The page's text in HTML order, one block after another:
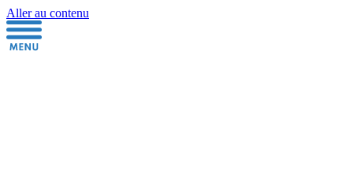
Aller au contenu